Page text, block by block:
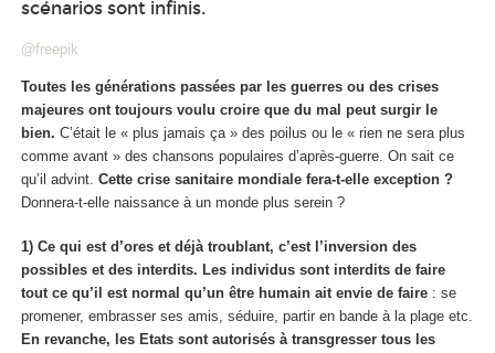
scénarios sont infinis.
@freepik
Toutes les générations passées par les guerres ou des crises
majeures ont toujours voulu croire que du mal peut surgir le
bien. C’était le « plus jamais ça » des poilus ou le « rien ne sera plus
comme avant » des chansons populaires d’après-guerre. On sait ce
qu’il advint. Cette crise sanitaire mondiale fera-t-elle exception ?
Donnera-t-elle naissance à un monde plus serein ?
1) Ce qui est d’ores et déjà troublant, c’est l’inversion des
possibles et des interdits. Les individus sont interdits de faire
tout ce qu’il est normal qu’un être humain ait envie de faire : se
promener, embrasser ses amis, séduire, partir en bande à la plage etc.
En revanche, les Etats sont autorisés à transgresser tous les